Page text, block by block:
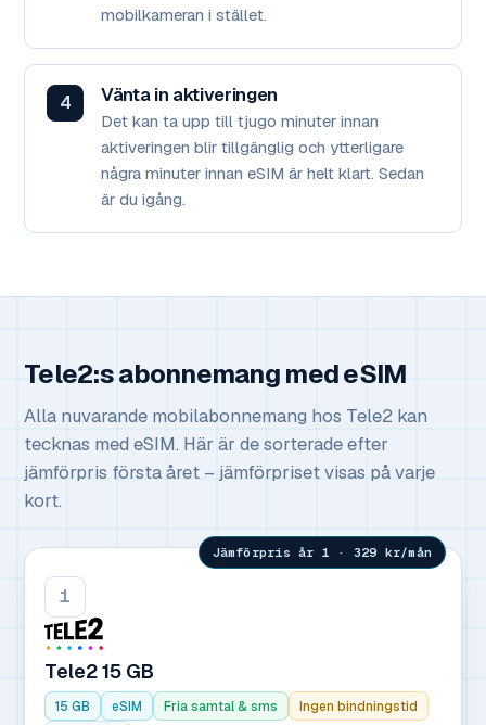
mobilkameran i stället.
Vänta in aktiveringen
Det kan ta upp till tjugo minuter innan
aktiveringen blir tillgänglig och ytterligare
några minuter innan eSIM är helt klart. Sedan
är du igång.
Tele2:s abonnemang med eSIM
Alla nuvarande mobilabonnemang hos Tele2 kan
tecknas med eSIM. Här är de sorterade efter
jämförpris första året – jämförpriset visas på varje
kort.
Jämförpris år 1 · 329 kr/mån
1
Tele2 15 GB
15 GB eSIM Fria samtal & sms Ingen bindningstid